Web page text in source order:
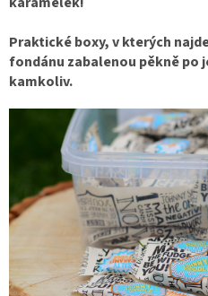
Praktické boxy, v kterých
fondánu zabalenou pěkně po
kamkoliv.